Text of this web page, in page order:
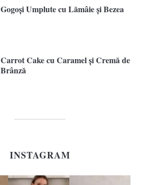
Gogoși Umplute cu Lămâie și Bezea
Carrot Cake cu Caramel și Cremă de
Brânză
INSTAGRAM